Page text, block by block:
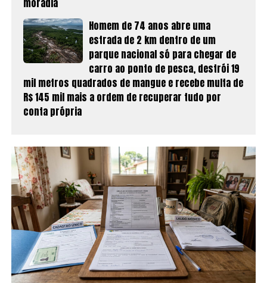
moradia
Homem de 74 anos abre uma
estrada de 2 km dentro de um
parque nacional só para chegar de
carro ao ponto de pesca, destrói 19
mil metros quadrados de mangue e recebe multa de
R$ 145 mil mais a ordem de recuperar tudo por
conta própria